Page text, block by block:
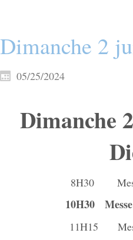
Dimanche 2
05/25/2024
Dimanche
8H30
10H30
11H15